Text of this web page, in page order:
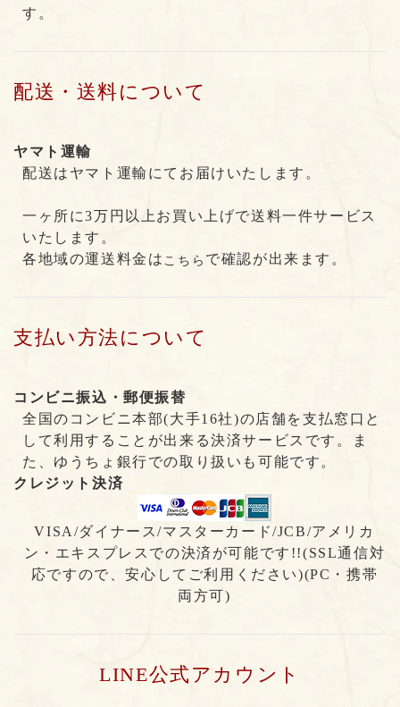
す。
配送・送料について
ヤマト運輸
配送はヤマト運輸にてお届けいたします。
一ヶ所に3万円以上お買い上げで送料一件サービス
いたします。
各地域の運送料金は こちら で確認が出来ます。
支払い方法について
コンビニ振込・郵便振替
全国のコンビニ本部(大手16社)の店舗を支払窓口と
して利用することが出来る決済サービスです。ま
た、ゆうちょ銀行での取り扱いも可能です。
クレジット決済
VISA/ダイナース/マスターカード/JCB/アメリカ
ン・エキスプレスでの決済が可能です!!(SSL通信対
応ですので、安心してご利用ください)(PC・携帯
両方可)
LINE公式アカウント